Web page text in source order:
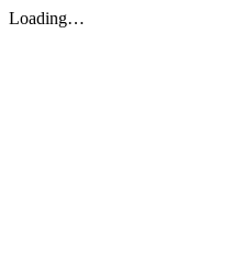
Loading…